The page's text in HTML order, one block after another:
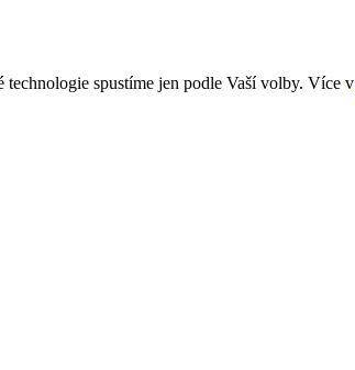
spustíme jen podle Vaší volby. Více v